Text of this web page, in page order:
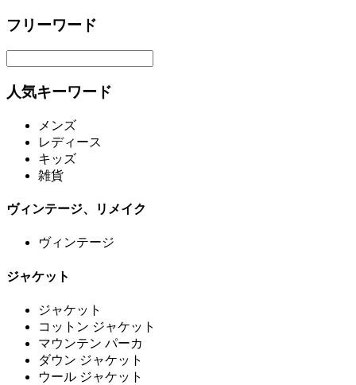
フリーワード
人気キーワード
メンズ
レディース
キッズ
雑貨
ヴィンテージ、リメイク
ヴィンテージ
ジャケット
ジャケット
コットン ジャケット
マウンテン パーカ
ダウン ジャケット
ウール ジャケット